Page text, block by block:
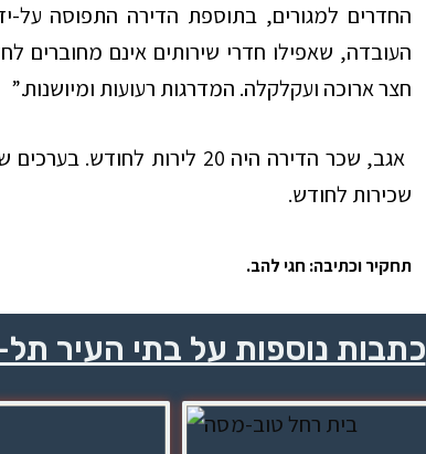
החדרים למגורים, בתוספת הדירה התפוסה על-
העובדה, שאפילו חדרי שירותים אינם מחוברים
חצר ארוכה ועקלקלה. המדרגות רעועות ומיושנות.”
שכירות לחודש.
תחקיר וכתיבה: חגי להב.
כתבות נוספות על בתי העיר